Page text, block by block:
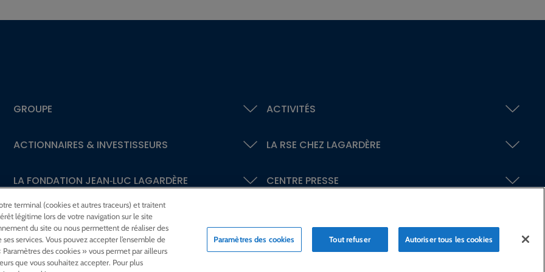
GROUPE ACTIVITÉS
ACTIONNAIRES &INVESTISSEURS LA RSE CHEZ LAGARDÈRE
LA FONDATION JEAN‑LUC LAGARDÈRE CENTRE PRESSE
NOUS REJOINDRE
terminal (cookies et autres traceurs) et traitent
légitime lors de votre navigation sur le site
du site ou nous permettent de réaliser des
services. Vous pouvez accepter l’ensemble de
des cookies » vous permet par ailleurs
que vous souhaitez accepter. Pour plus
Paramètres des cookies Tout refuser Autoriser tous les cookies